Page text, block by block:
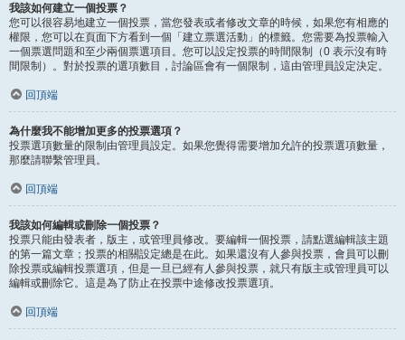
我該如何建立一個投票？
您可以很容易地建立一個投票，當您發表或者修改文章的時候，如果您有相應的
權限，您可以在頁面下方看到一個「建立票選活動」的標籤。您需要為投票輸入
一個票選問題和至少兩個票選項目。您可以設定投票的時間限制（0 表示沒有時
間限制）。對於投票的選項數目，討論區會有一個限制，這由管理員設定決定。
回頂端
為什麼我不能增加更多的投票選項？
投票選項數量的限制由管理員設定。如果您覺得需要增加允許的投票選項數量，
那麼請聯繫管理員。
回頂端
我該如何編輯或刪除一個投票？
投票只能由發表者，版主，或管理員修改。要編輯一個投票，請點選編輯該主題
的第一篇文章；投票的相關設定總是在此。如果還沒有人參與投票，會員可以刪
除投票或編輯投票選項，但是一旦已經有人參與投票，就只有版主或管理員可以
編輯或刪除它。這是為了防止在投票中途修改投票選項。
回頂端